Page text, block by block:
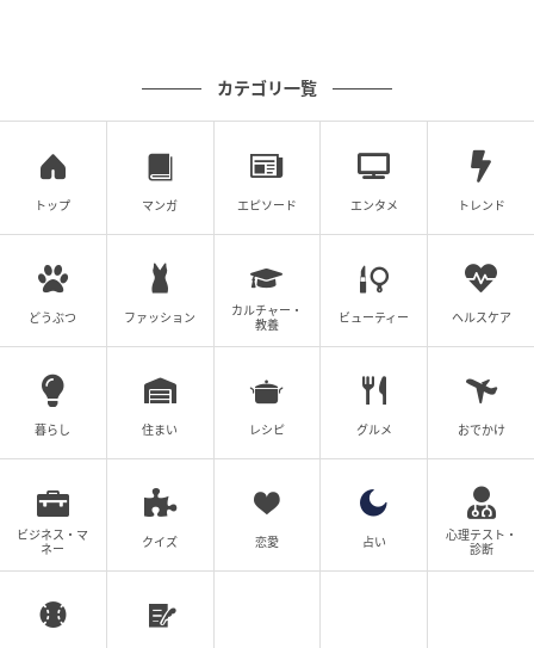
①A×B＝16を2回かけてみる
ゆうゆうtime
まさかの！！ 2回かける！！！
カテゴリ一覧
トップ マンガ エピソード エンタメ トレンド
どうぶつ ファッション
カルチャー・
教養
ビューティー ヘルスケア
暮らし 住まい レシピ グルメ おでかけ
ビジネス・マ
ネー
クイズ 恋愛 占い
心理テスト・
診断